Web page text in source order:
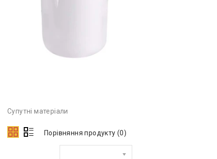
Супутні матеріали
Порівняння продукту (0)